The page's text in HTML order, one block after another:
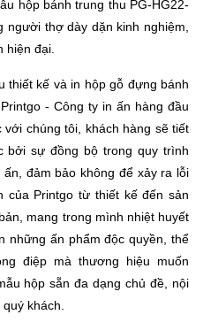
hộp bánh trung thu PG-HG22-
thợ dày dặn kinh nghiệm,
hiện đại.
thiết kế và in hộp gỗ đựng bánh
- Công ty in ấn hàng đầu
chúng tôi, khách hàng sẽ tiết
bởi sự đồng bộ trong quy trình
đảm bảo không để xảy ra lỗi
Printgo từ thiết kế đến sản
mang trong mình nhiệt huyết
những ấn phẩm độc quyền, thể
điệp mà thương hiệu muốn
hộp sẵn đa dạng chủ đề, nội
khách.